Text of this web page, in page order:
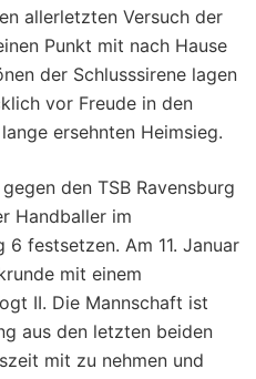
allerletzten Versuch der
Punkt mit nach Hause
der Schlusssirene lagen
vor Freude in den
ersehnten Heimsieg.
den TSB Ravensburg
Handballer im
festsetzen. Am 11. Januar
mit einem
II. Die Mannschaft ist
aus den letzten beiden
mit zu nehmen und